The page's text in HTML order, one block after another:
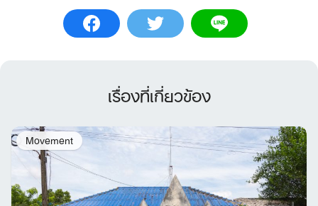
เรื่องที่เกี่ยวข้อง
Movement